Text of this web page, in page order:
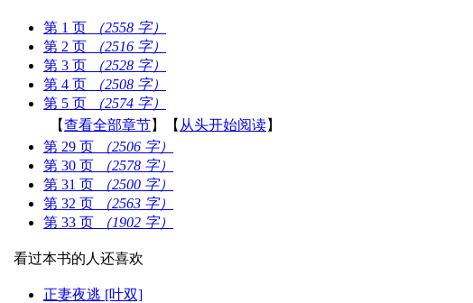
第 1 页
（2558 字）
第 2 页
（2516 字）
第 3 页
（2528 字）
第 4 页
（2508 字）
第 5 页
（2574 字）
【查看全部章节】【 从头开始阅读】
第 29 页
（2506 字）
第 30 页
（2578 字）
第 31 页
（2500 字）
第 32 页
（2563 字）
第 33 页
（1902 字）
看过本书的人还喜欢
正妻夜逃 [叶双]